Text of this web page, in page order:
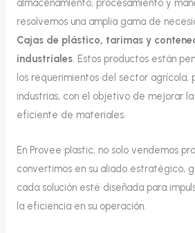
almacenamiento, procesamiento y
resolvemos una amplia gama de
Cajas de plástico, tarimas y
industriales. Estos productos están
los requerimientos del sector agrícola,
industrias, con el objetivo de mejorar
eficiente de materiales.
En Provee plastic, no solo vendemos
convertimos en su aliado estratégico,
cada solución esté diseñada para
la eficiencia en su operación.